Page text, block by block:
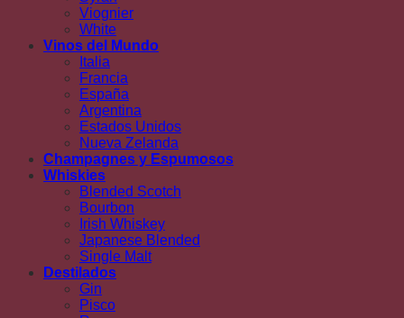
Viognier
White
Vinos del Mundo
Italia
Francia
España
Argentina
Estados Unidos
Nueva Zelanda
Champagnes y Espumosos
Whiskies
Blended Scotch
Bourbon
Irish Whiskey
Japanese Blended
Single Malt
Destilados
Gin
Pisco